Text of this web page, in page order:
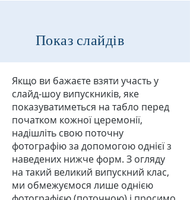
Показ слайдів
Якщо ви бажаєте взяти участь у
слайд-шоу випускників, яке
показуватиметься на табло перед
початком кожної церемонії,
надішліть свою поточну
фотографію за допомогою однієї з
наведених нижче форм. З огляду
на такий великий випускний клас,
ми обмежуємося лише однією